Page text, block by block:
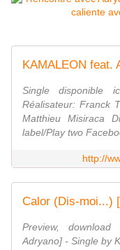
Single disponible
Réalisateur: Franck
Matthieu Misiraca
label/Play two
http://
Preview,
Adryano] - Single by